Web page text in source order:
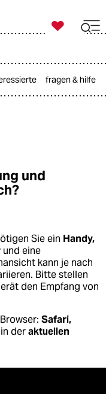

taz zahl ich
fragen & hilfe
und
Sie ein Handy,
und eine
kann je nach
Bitte stellen
den Empfang von
Safari,
der aktuellen